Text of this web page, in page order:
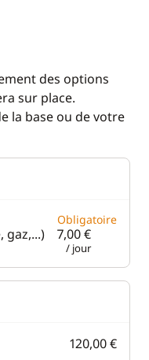
des options
sur place.
la base ou de votre
gaz,...)
Obligatoire
7,00 €
/ jour
120,00 €